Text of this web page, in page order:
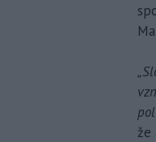
že